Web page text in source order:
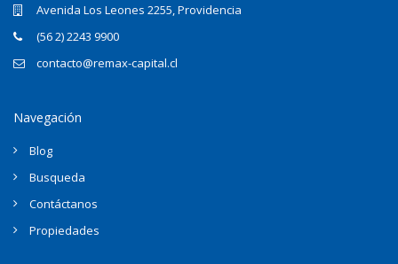
Avenida Los Leones 2255, Providencia
(56 2) 2243 9900
contacto@remax-capital.cl
Navegación
Blog
Busqueda
Contáctanos
Propiedades